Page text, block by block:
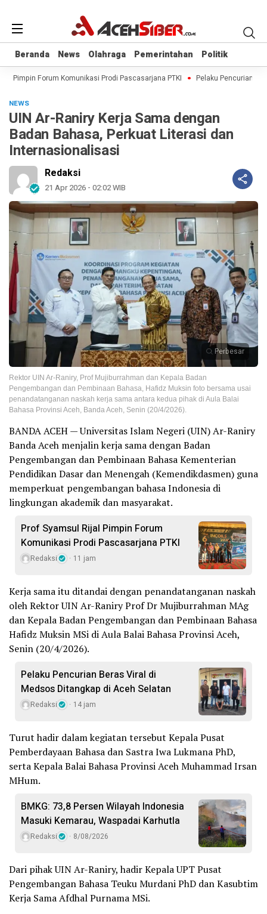
Beranda News Olahraga Pemerintahan Politik
Beranda News Olahraga Pemerintahan Politik
Pimpin Forum Komunikasi Prodi Pascasarjana PTKI Pelaku Pencurian
NEWS
UIN Ar-Raniry Kerja Sama dengan
Badan Bahasa, Perkuat Literasi dan
Internasionalisasi
Redaksi
21 Apr 2026 - 02:02 WIB
Perbesar
Rektor UIN Ar-Raniry, Prof Mujiburrahman dan Kepala Badan
Pengembangan dan Pembinaan Bahasa, Hafidz Muksin foto bersama usai
penandatanganan naskah kerja sama antara kedua pihak di Aula Balai
Bahasa Provinsi Aceh, Banda Aceh, Senin (20/4/2026).
BANDA ACEH — Universitas Islam Negeri (UIN) Ar-Raniry
Banda Aceh menjalin kerja sama dengan Badan
Pengembangan dan Pembinaan Bahasa Kementerian
Pendidikan Dasar dan Menengah (Kemendikdasmen) guna
memperkuat pengembangan bahasa Indonesia di
lingkungan akademik dan masyarakat.
Prof Syamsul Rijal Pimpin Forum
Komunikasi Prodi Pascasarjana PTKI
Redaksi 11 jam
Kerja sama itu ditandai dengan penandatanganan naskah
oleh Rektor UIN Ar-Raniry Prof Dr Mujiburrahman MAg
dan Kepala Badan Pengembangan dan Pembinaan Bahasa
Hafidz Muksin MSi di Aula Balai Bahasa Provinsi Aceh,
Senin (20/4/2026).
Pelaku Pencurian Beras Viral di
Medsos Ditangkap di Aceh Selatan
Redaksi 14 jam
Turut hadir dalam kegiatan tersebut Kepala Pusat
Pemberdayaan Bahasa dan Sastra Iwa Lukmana PhD,
serta Kepala Balai Bahasa Provinsi Aceh Muhammad Irsan
MHum.
BMKG: 73,8 Persen Wilayah Indonesia
Masuki Kemarau, Waspadai Karhutla
Redaksi 8/08/2026
Dari pihak UIN Ar-Raniry, hadir Kepala UPT Pusat
Pengembangan Bahasa Teuku Murdani PhD dan Kasubtim
Kerja Sama Afdhal Purnama MSi.